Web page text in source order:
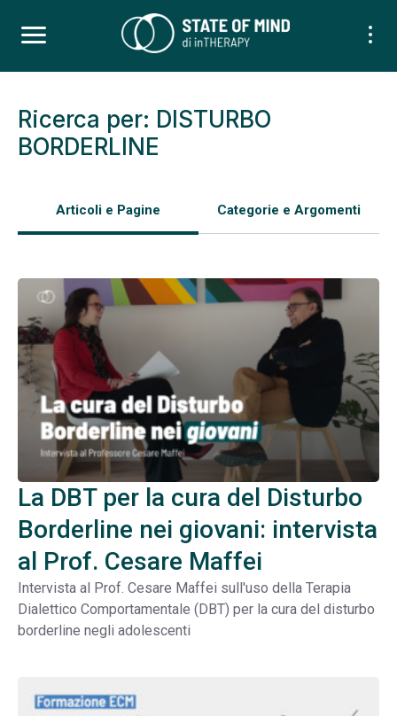
Ricerca per: DISTURBO
BORDERLINE
Articoli e Pagine Categorie e Argomenti
La DBT per la cura del Disturbo
Borderline nei giovani: intervista
al Prof. Cesare Maffei
Intervista al Prof. Cesare Maffei sull'uso della Terapia
Dialettico Comportamentale (DBT) per la cura del disturbo
borderline negli adolescenti